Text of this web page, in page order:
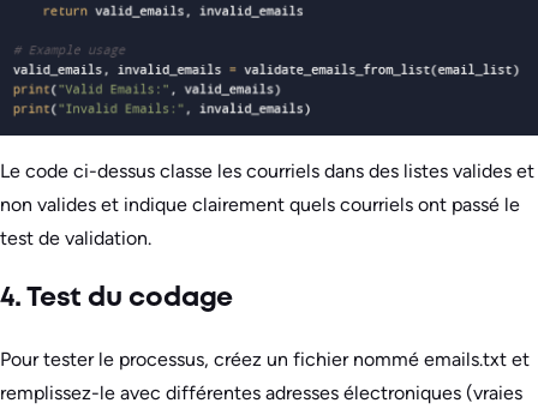
Le code ci-dessus classe les courriels dans des listes valides et
non valides et indique clairement quels courriels ont passé le
test de validation.
4. Test du codage
Pour tester le processus, créez un fichier nommé emails.txt et
remplissez-le avec différentes adresses électroniques (vraies